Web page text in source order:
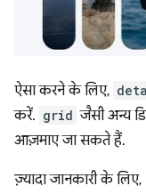
ऐसा करने के लिए,
करें. grid जैसी अन्य
आज़माए जा सकते हैं.
ज़्यादा जानकारी के